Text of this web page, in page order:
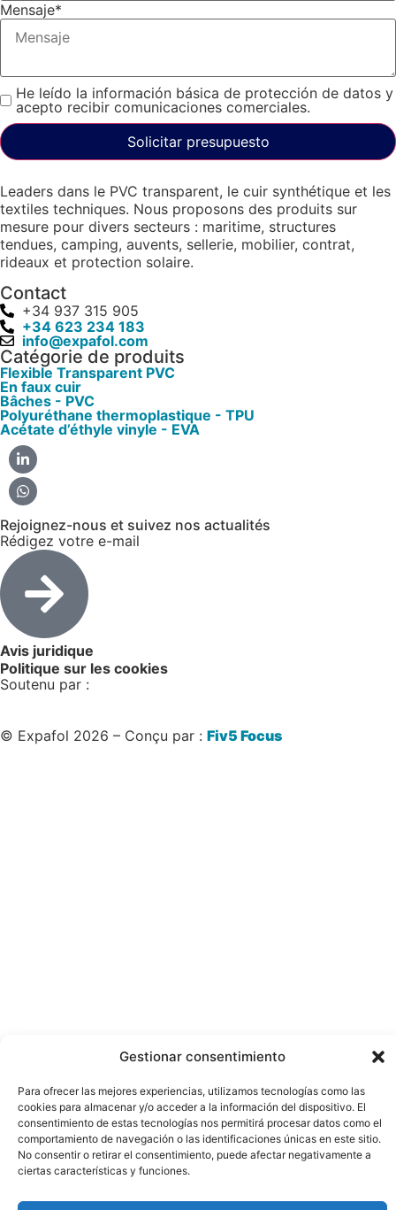
Gestionar consentimiento
Para ofrecer las mejores experiencias, utilizamos tecnologías como las
cookies para almacenar y/o acceder a la información del dispositivo. El
consentimiento de estas tecnologías nos permitirá procesar datos como el
comportamiento de navegación o las identificaciones únicas en este sitio.
No consentir o retirar el consentimiento, puede afectar negativamente a
ciertas características y funciones.
Mensaje*
He leído la información básica de protección de datos y
acepto recibir comunicaciones comerciales.
Solicitar presupuesto
Leaders dans le PVC transparent, le cuir synthétique et les
textiles techniques. Nous proposons des produits sur
mesure pour divers secteurs : maritime, structures
tendues, camping, auvents, sellerie, mobilier, contrat,
rideaux et protection solaire.
Contact
+34 937 315 905
+34 623 234 183
info@expafol.com
Catégorie de produits
Flexible Transparent PVC
En faux cuir
Bâches - PVC
Polyuréthane thermoplastique - TPU
Acétate d’éthyle vinyle - EVA
Rejoignez-nous et suivez nos actualités
Rédigez votre e-mail
Avis juridique
Politique sur les cookies
Soutenu par :
© Expafol 2026 – Conçu par : Fiv5 Focus